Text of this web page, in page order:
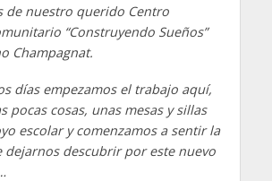
de nuestro querido Centro
“Construyendo Sueños”
Champagnat.
días empezamos el trabajo aquí,
pocas cosas, unas mesas y sillas
escolar y comenzamos a sentir la
dejarnos descubrir por este nuevo